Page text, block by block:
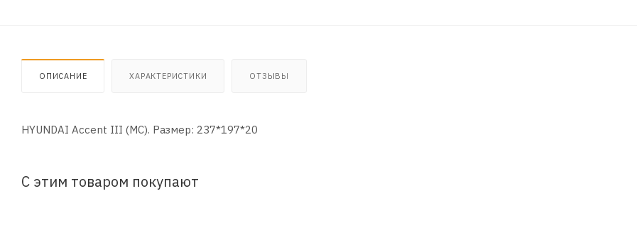
ОПИСАНИЕ ХАРАКТЕРИСТИКИ ОТЗЫВЫ
HYUNDAI Accent III (MC). Размер: 237*197*20
С этим товаром покупают